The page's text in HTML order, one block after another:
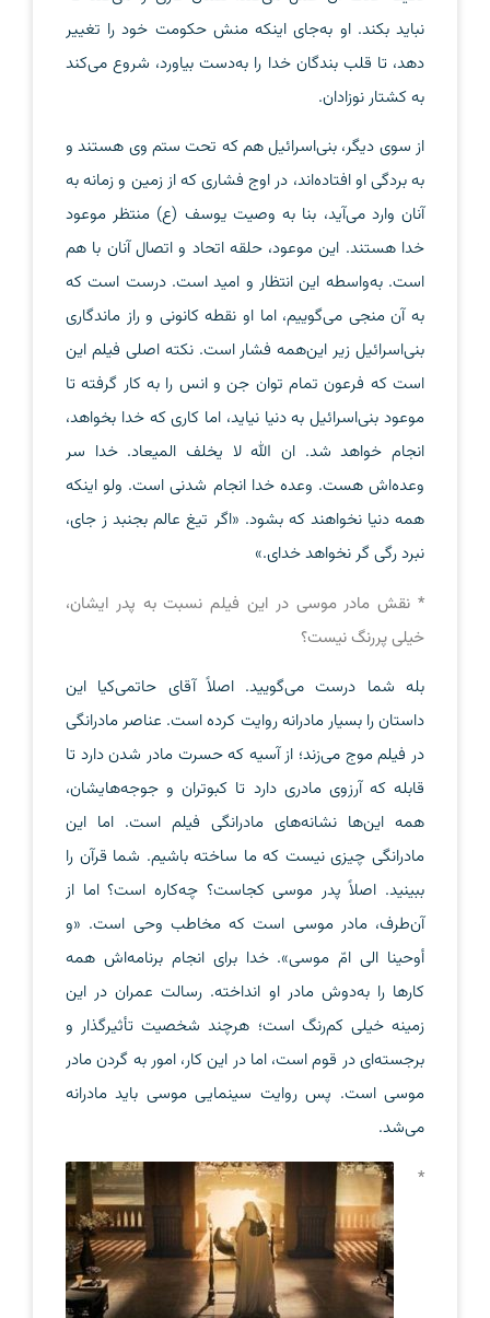
نباید بکند. او به‌جای اینکه منش حکومت خود را تغییر
دهد، تا قلب بندگان خدا را به‌دست بیاورد، شروع می‌کند
به کشتار نوزادان.
از سوی دیگر، بنی‌اسرائیل هم که تحت ستم وی هستند و
به بردگی او افتاده‌اند، در اوج فشاری که از زمین و زمانه به
آنان وارد می‌آید، بنا به وصیت یوسف (ع) منتظر موعود
خدا هستند. این موعود، حلقه اتحاد و اتصال آنان با هم
است. به‌واسطه این انتظار و امید است. درست است که
به آن منجی می‌گوییم، اما او نقطه کانونی و راز ماندگاری
بنی‌اسرائیل زیر این‌همه فشار است. نکته اصلی فیلم این
است که فرعون تمام توان جن و انس را به کار گرفته تا
موعود بنی‌اسرائیل به دنیا نیاید، اما کاری که خدا بخواهد،
انجام خواهد شد. ان الله لا یخلف المیعاد. خدا سر
وعده‌اش هست. وعده خدا انجام شدنی است. ولو اینکه
همه دنیا نخواهند که بشود. «اگر تیغ عالم بجنبد ز جای،
نبرد رگی گر نخواهد خدای.»
* نقش مادر موسی در این فیلم نسبت به پدر ایشان،
خیلی پررنگ نیست؟
بله شما درست می‌گویید. اصلاً آقای حاتمی‌کیا این
داستان را بسیار مادرانه روایت کرده است. عناصر مادرانگی
در فیلم موج می‌زند؛ از آسیه که حسرت مادر شدن دارد تا
قابله که آرزوی مادری دارد تا کبوتران و جوجه‌هایشان،
همه این‌ها نشانه‌های مادرانگی فیلم است. اما این
مادرانگی چیزی نیست که ما ساخته باشیم. شما قرآن را
ببینید. اصلاً پدر موسی کجاست؟ چه‌کاره است؟ اما از
آن‌طرف، مادر موسی است که مخاطب وحی است. «و
أوحینا الی امّ موسی». خدا برای انجام برنامه‌اش همه
کارها را به‌دوش مادر او انداخته. رسالت عمران در این
زمینه خیلی کم‌رنگ است؛ هرچند شخصیت تأثیرگذار و
برجسته‌ای در قوم است، اما در این کار، امور به گردن مادر
موسی است. پس روایت سینمایی موسی باید مادرانه
می‌شد.
*